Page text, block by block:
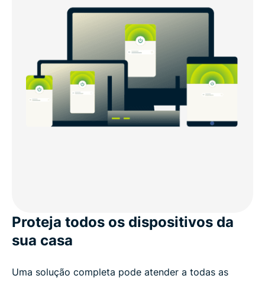
Proteja todos os dispositivos da
sua casa
Uma solução completa pode atender a todas as